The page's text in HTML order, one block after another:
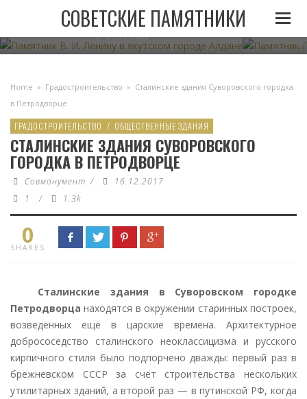
СОВЕТСКИЕ ПАМЯТНИКИ
ПАМЯТНИК В. И. ЛЕНИНУ В ЯКУТСКОМ ГОРОДЕ
АЛДАНЕ
07.11.2022
Home » Градостроительство » Сталинские здания Суворовского городка
в Петродворце
ГРАДОСТРОИТЕЛЬСТВО / ОБЩЕСТВЕННЫЕ ЗДАНИЯ
СТАЛИНСКИЕ ЗДАНИЯ СУВОРОВСКОГО
ГОРОДКА В ПЕТРОДВОРЦЕ
Совмонумент /
16.12.2017
1
/ 1.3k
0
SHARES
Сталинские здания в Суворовском городке
Петродворца находятся в окружении старинных построек,
возведённых ещё в царские времена. Архитектурное
добрососедство сталинского неоклассицизма и русского
кирпичного стиля было подпорчено дважды: первый раз в
брежневском СССР за счёт строительства нескольких
утилитарных зданий, а второй раз — в путинской РФ, когда